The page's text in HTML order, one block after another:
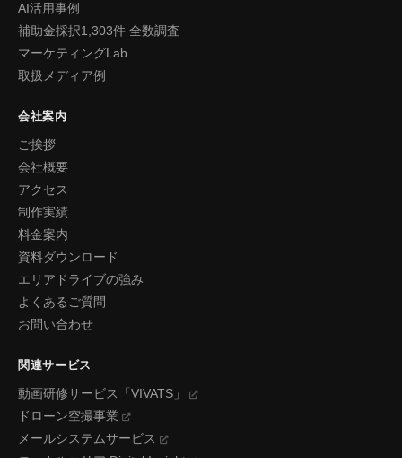
AI活用事例
補助金採択1,303件 全数調査
マーケティングLab.
取扱メディア例
会社案内
ご挨拶
会社概要
アクセス
制作実績
料金案内
資料ダウンロード
エリアドライブの強み
よくあるご質問
お問い合わせ
関連サービス
動画研修サービス「VIVATS」
ドローン空撮事業
メールシステムサービス